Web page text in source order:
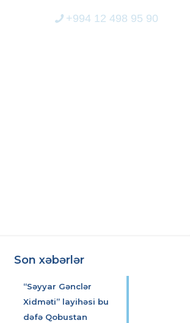
+994 12 498 95 90
Son xəbərlər
“Səyyar Gənclər
Xidməti” layihəsi bu
dəfə Qobustan